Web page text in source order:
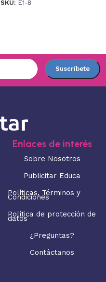
SKU: E1-8
Enlaces de interés
Sobre Nosotros
Publicitar Educa
Políticas, Términos y
Condiciones
Política de protección de
datos
¿Preguntas?
Contáctanos